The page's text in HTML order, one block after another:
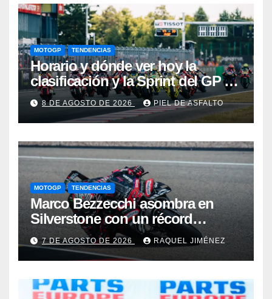
MOTOGP TENDENCIAS
Horario y dónde ver hoy la
clasificación y la Sprint del GP de
Gran Bretaña de MotoGP 2026:
Márquez y Martín, a por el primer
golpe en Silverstone
8 DE AGOSTO DE 2026 PIEL DE ASFALTO
MOTOGP TENDENCIAS
Marco Bezzecchi asombra en
Silverstone con un récord
histórico pese a correr lesionado:
“No esperaba para nada este
tiempo”
7 DE AGOSTO DE 2026 RAQUEL JIMÉNEZ